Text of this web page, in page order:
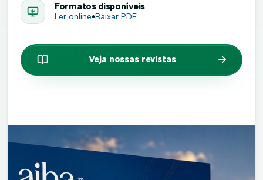
Formatos disponíveis
Ler online•Baixar PDF
Veja nossas revistas